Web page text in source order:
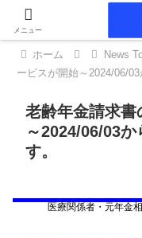
ホーム News
ービスが開始～2024/06/
老齢年金請求書
～2024/06/03
す。
医療関係者・ 元年金
メニュー